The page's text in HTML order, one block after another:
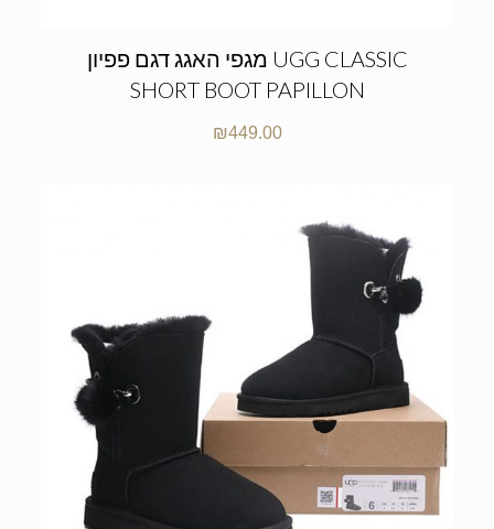
מגפי האגג דגם פפיון UGG CLASSIC
SHORT BOOT PAPILLON
₪449.00